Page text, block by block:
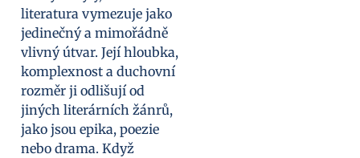
literatura vymezuje jako
jedinečný a mimořádně
vlivný útvar. Její hloubka,
komplexnost a duchovní
rozměr ji odlišují od
jiných literárních žánrů,
jako jsou epika, poezie
nebo drama. Když